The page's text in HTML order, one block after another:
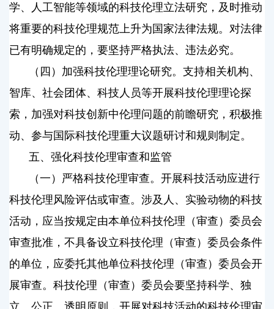
学、人工智能等领域的科技伦理立法研究，及时推动
将重要的科技伦理规范上升为国家法律法规。对法律
已有明确规定的，要坚持严格执法、违法必究。
（四）加强科技伦理理论研究。支持相关机构、
智库、社会团体、科技人员等开展科技伦理理论探
索，加强对科技创新中伦理问题的前瞻研究，积极推
动、参与国际科技伦理重大议题研讨和规则制定。
五、强化科技伦理审查和监管
（一）严格科技伦理审查。开展科技活动应进行
科技伦理风险评估或审查。涉及人、实验动物的科技
活动，应当按规定由本单位科技伦理（审查）委员会
审查批准，不具备设立科技伦理（审查）委员会条件
的单位，应委托其他单位科技伦理（审查）委员会开
展审查。科技伦理（审查）委员会要坚持科学、独
立、公正、透明原则，开展对科技活动的科技伦理审